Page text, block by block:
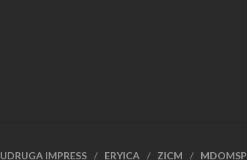
UDRUGA IMPRESS ERYICA ZICM MDOMSP